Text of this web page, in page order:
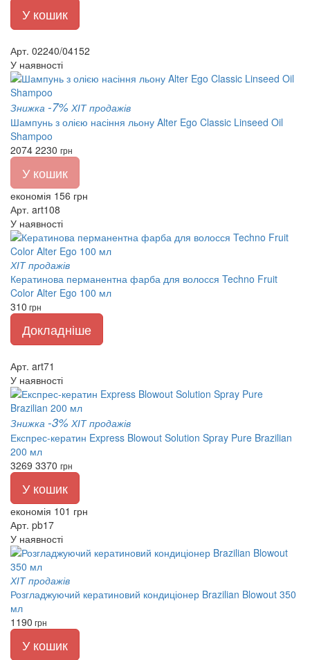
У кошик
Арт. 02240/04152
У наявності
Знижка -7% ХІТ продажів
Шампунь з олією насіння льону Alter Ego Classic Linseed Oil
Shampoo
2074 2230 грн
У кошик
економія 156 грн
Арт. art108
У наявності
ХІТ продажів
Кератинова перманентна фарба для волосся Techno Fruit
Color Alter Ego 100 мл
310 грн
Докладніше
Арт. art71
У наявності
Знижка -3% ХІТ продажів
Експрес-кератин Express Blowout Solution Spray Pure Brazilian
200 мл
3269 3370 грн
У кошик
економія 101 грн
Арт. pb17
У наявності
ХІТ продажів
Розгладжуючий кератиновий кондиціонер Brazilian Blowout 350
мл
1190 грн
У кошик